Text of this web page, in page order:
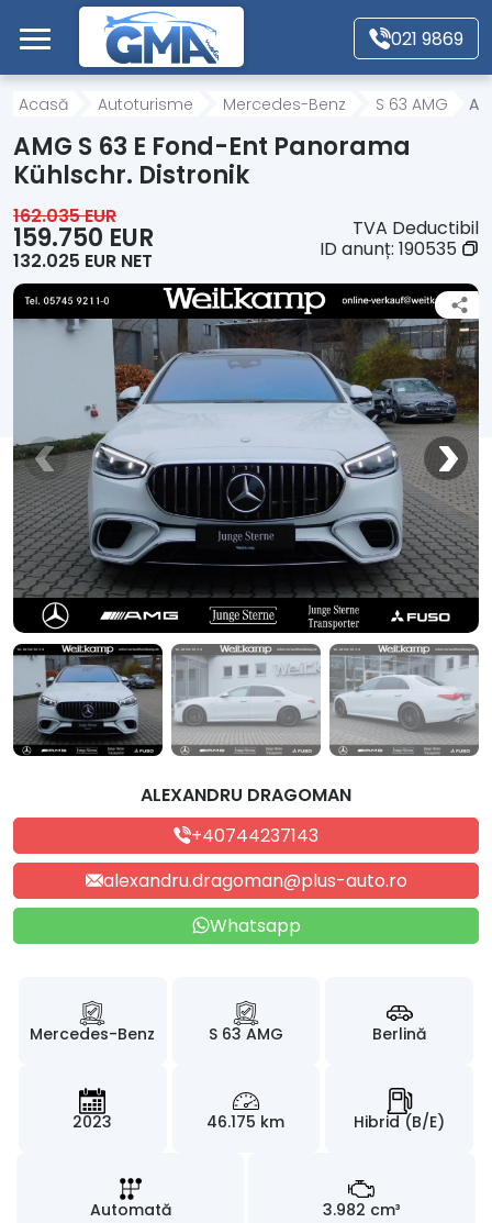
Mergi direct la conținutul principal
021 9869
Acasă
Autoturisme
Motociclete
Autoutilitare
Alte tipuri vehicule
Despre Noi
Contact
Acasă Autoturisme Mercedes-Benz S 63 AMG
AMG S 63 E Fond-Ent Panorama
Kühlschr. Distronik
162.035 EUR
159.750 EUR
132.025 EUR NET
TVA Deductibil
ID anunț: 190535
ALEXANDRU DRAGOMAN
+40744237143
alexandru.dragoman@plus-auto.ro
Whatsapp
Mercedes-Benz S 63 AMG Berlină
2023 46.175 km Hibrid (B/E)
Automată 3.982 cm³